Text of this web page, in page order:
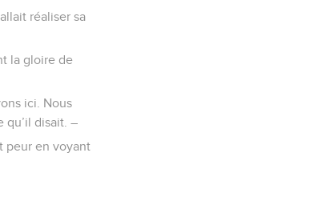
réaliser sa
la gloire de
ici. Nous
qu’il disait. –
peur en voyant